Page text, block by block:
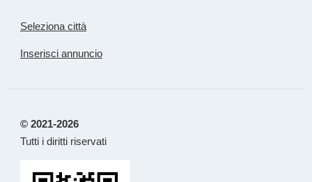
Seleziona città
Inserisci annuncio
© 2021-2026
Tutti i diritti riservati